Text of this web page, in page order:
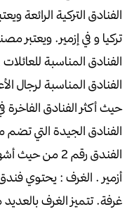
الفنادق التركية الرائعة
تركيا و في إزمير. ويعتبر
الفنادق المناسبة للعائلات
الفنادق المناسبة لرجال
حيث أكثر الفنادق الفاخرة
الفنادق الجيدة التي
الفندق رقم 2 من
أزمير . الغرف :
غرفة. تتميز الغرف